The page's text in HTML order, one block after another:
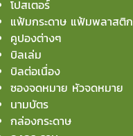
โปสเตอร์
แฟ้มกระดาษ แฟ้มพลาสติก
คูปองต่างๆ
บิลเล่ม
บิลต่อเนื่อง
ซองจดหมาย หัวจดหมาย
นามบัตร
กล่องกระดาษ